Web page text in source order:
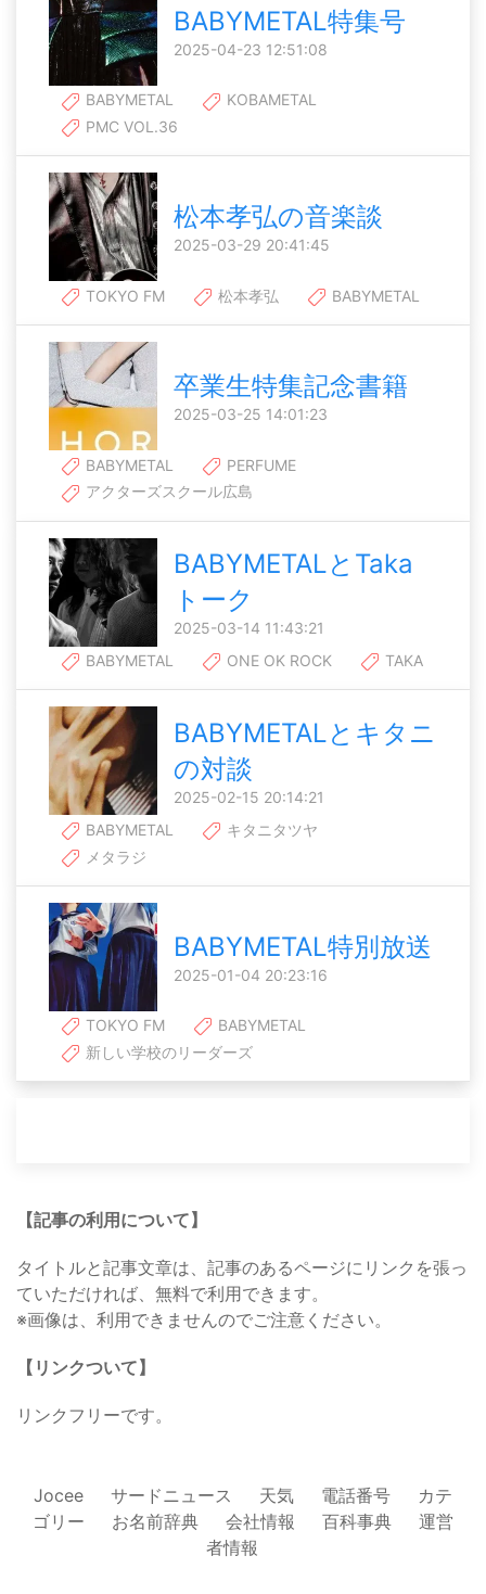
BABYMETAL特集号
2025-04-23 12:51:08
BABYMETAL
KOBAMETAL
PMC VOL.36
松本孝弘の音楽談
2025-03-29 20:41:45
TOKYO FM 松本孝弘 BABYMETAL
卒業生特集記念書籍
2025-03-25 14:01:23
BABYMETAL
PERFUME
アクターズスクール広島
BABYMETALとTaka
トーク
2025-03-14 11:43:21
BABYMETAL
ONE OK ROCK TAKA
BABYMETALとキタニ
の対談
2025-02-15 20:14:21
BABYMETAL
キタニタツヤ
メタラジ
BABYMETAL特別放送
2025-01-04 20:23:16
TOKYO FM
BABYMETAL
新しい学校のリーダーズ
【記事の利用について】
タイトルと記事文章は、記事のあるページにリンクを張っ
ていただければ、無料で利用できます。
※画像は、利用できませんのでご注意ください。
【リンクついて】
リンクフリーです。
Jocee サードニュース 天気 電話番号
カテ
ゴリー
お名前辞典 会社情報 百科事典
運営
者情報